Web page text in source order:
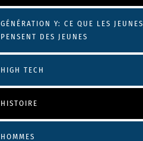
GÉNÉRATION Y: CE QUE LES JEUNES
PENSENT DES JEUNES
HIGH TECH
HISTOIRE
HOMMES